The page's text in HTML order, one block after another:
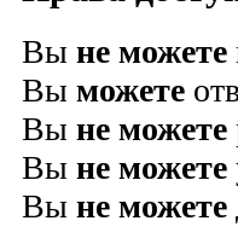
Вы не можете
Вы можете
Вы не можете
Вы не можете
Вы не можете